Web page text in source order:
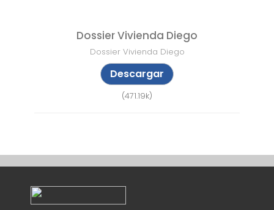
Dossier Vivienda Diego
Dossier Vivienda Diego
Descargar
(471.19k)